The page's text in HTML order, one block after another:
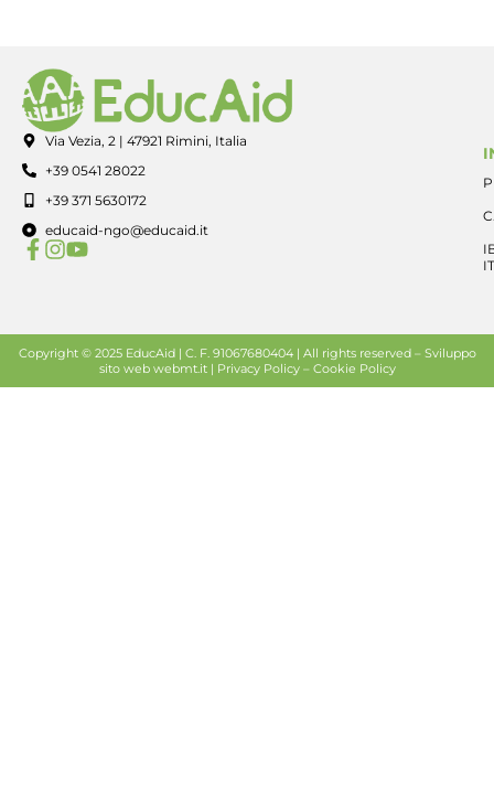
Via Vezia, 2 | 47921 Rimini, Italia
+39 0541 28022
+39 371 5630172
educaid-ngo@educaid.it
Copyright © 2025 EducAid | C. F. 91067680404 | All rights reserved – Sviluppo
sito webwebmt.it | Privacy Policy– Cookie Policy